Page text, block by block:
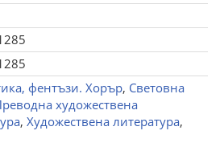
фентъзи. Хорър, Световна
художествена
, Художествена литература,